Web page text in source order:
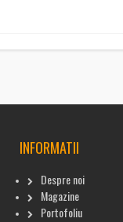
INFORMATII
Despre noi
Magazine
Portofoliu